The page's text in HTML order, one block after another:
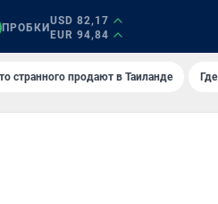
ПРОБКИ
USD 82,17
EUR 94,84
странного продают в Таиланде